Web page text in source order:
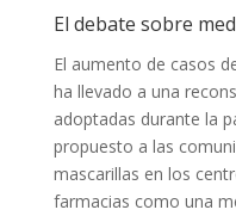
El debate sobre
El aumento de casos
ha llevado a una
adoptadas durante la
propuesto a las
mascarillas en los
farmacias como una